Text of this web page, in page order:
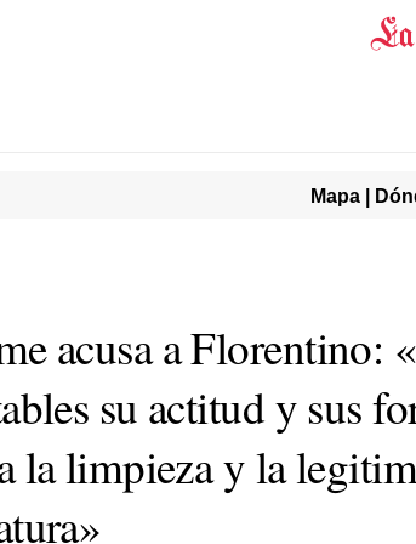
Mapa |
acusa a Florentino:
su actitud y sus
la limpieza y la